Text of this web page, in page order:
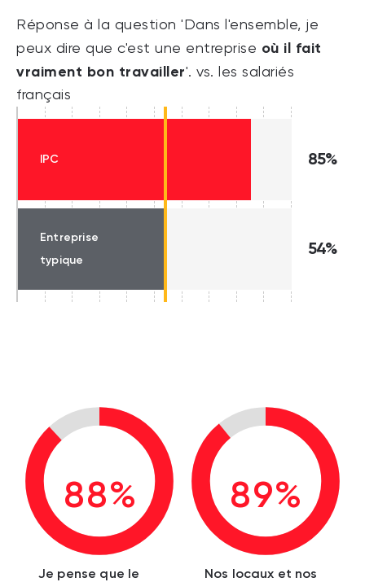
Réponse à la question 'Dans l'ensemble, je
peux dire que c'est une entreprise où il fait
vraiment bon travailler'. vs. les salariés
français
IPC 85%
Entreprise
typique
54%
88%
Je pense que le
89%
Nos locaux et nos